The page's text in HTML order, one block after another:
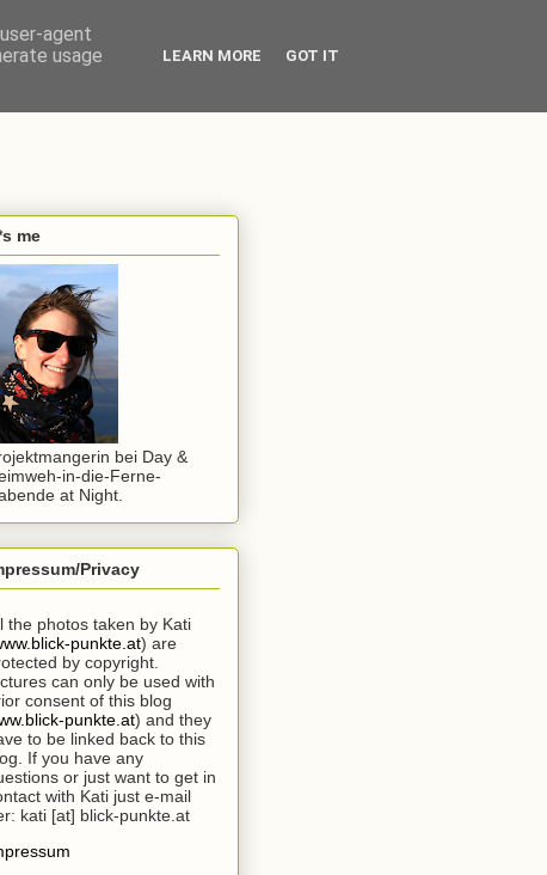
me
bei Day &
in-die-Ferne-
at Night.
Privacy
the photos taken by Kati
punkte.at) are
by copyright.
can only be used with
consent of this blog
punkte.at) and they
to be linked back to this
If you have any
or just want to get in
with Kati just e-mail
kati [at] blick-punkte.at
agent
usage
LEARN MORE GOT IT